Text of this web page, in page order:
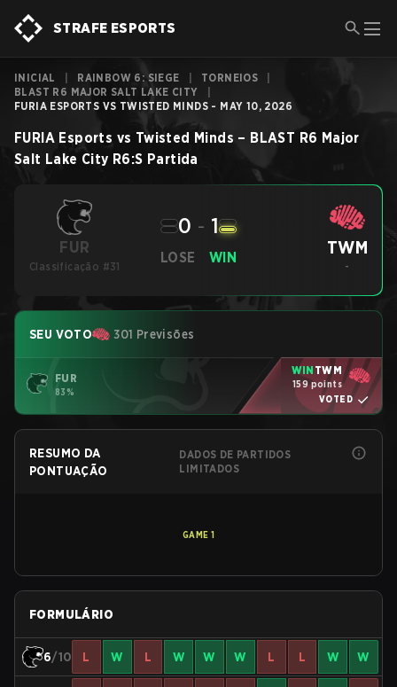
STRAFE ESPORTS
INICIAL RAINBOW 6: SIEGE TORNEIOS
BLAST R6 MAJOR SALT LAKE CITY
FURIA ESPORTS VS TWISTED MINDS - MAY 10, 2026
FURIA Esports vs Twisted Minds – BLAST R6 Major
Salt Lake City R6:S Partida
FUR
Classificação #31
LOSE
0 - 1
WIN TWM
-
SEU VOTO 301 Previsões
FUR
83%
WIN TWM
159 points
VOTED
RESUMO DA
PONTUAÇÃO
DADOS DE PARTIDOS
LIMITADOS
GAME 1
FORMULÁRIO
6/10 L W L W W W L L W W